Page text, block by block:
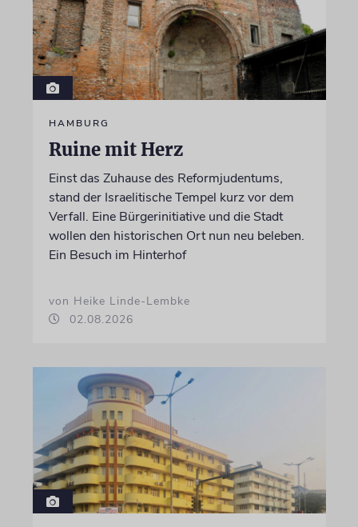
HAMBURG
Ruine mit Herz
Einst das Zuhause des Reformjudentums,
stand der Israelitische Tempel kurz vor dem
Verfall. Eine Bürgerinitiative und die Stadt
wollen den historischen Ort nun neu beleben.
Ein Besuch im Hinterhof
von Heike Linde-Lembke
02.08.2026